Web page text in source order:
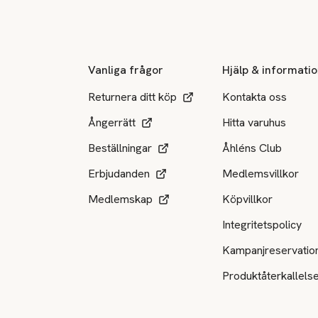
Vanliga frågor
Returnera ditt köp
Ångerrätt
Beställningar
Erbjudanden
Medlemskap
Hjälp &
Kontakta oss
Hitta varuhus
Åhléns Club
Medlemsvillkor
Köpvillkor
Integritetspolicy
Produktåterkallelse